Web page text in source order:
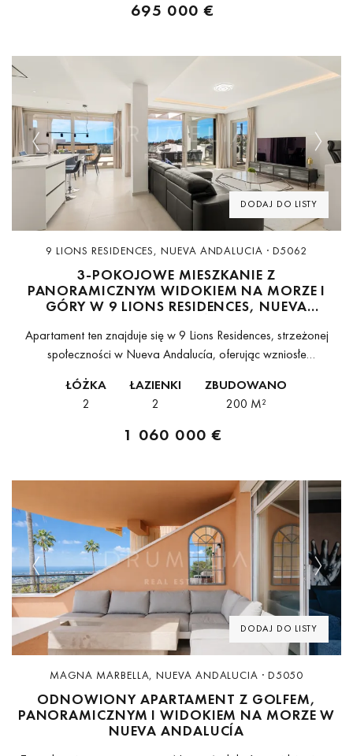
695 000 €
DODAJ DO LISTY
Previous Next
9 LIONS RESIDENCES, NUEVA ANDALUCIA · D5062
3-POKOJOWE MIESZKANIE Z
PANORAMICZNYM WIDOKIEM NA MORZE I
GÓRY W 9 LIONS RESIDENCES, NUEVA
Apartament ten znajduje się w 9 Lions Residences, strzeżonej
społeczności w Nueva Andalucía, oferując wzniosłe
Obiekt posiada 2 sypialnie i 2 łazienki,...
ŁÓŻKA
2
ŁAZIENKI
2
ZBUDOWANO
200 M²
1 060 000 €
DODAJ DO LISTY
Previous Next
MAGNA MARBELLA, NUEVA ANDALUCIA · D5050
ODNOWIONY APARTAMENT Z GOLFEM,
PANORAMICZNYM I WIDOKIEM NA MORZE W
NUEVA ANDALUCÍA